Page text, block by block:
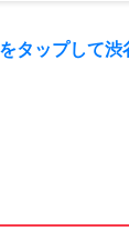
タップして